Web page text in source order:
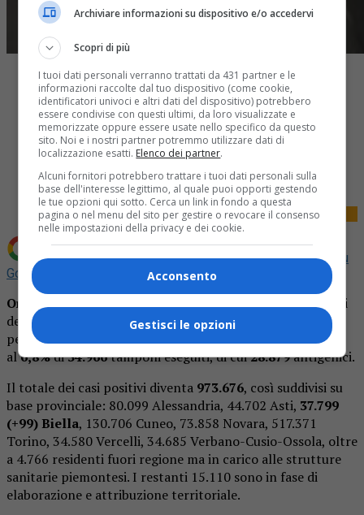
Share
Tweet
Aggiungi La Provincia di Biella come Fonte preferita su
Google
Ore 16.30. La situazione dei contagi.Oggi l’Unità di Crisi
della Regione Piemonte ha comunicato
nuovi casi di
persone risultate positive al Covid-19, pari
al6,8%di34.966tamponi eseguiti, di cui28.879antigenici.
Il totale dei casi positivi diventa 973.676, così suddivisi su
base provinciale: 80.099 Alessandria, 44.702 Asti, 37.799
(+99) Biella, 130.706 Cuneo, 73.858 Novara, 517.371
Torino, 34.580 Vercelli, 34.685 Verbano-Cusio-Ossola, oltre
a 4.766 residenti fuori regione ma in carico alle strutture
sanitarie piemontesi. I restanti 15.110 sono in fase di
elaborazione e attribuzione territoriale.
Archiviare informazioni su dispositivo e/o accedervi
Scopri di più
I tuoi dati personali verranno trattati da 431 partner e le
informazioni raccolte dal tuo dispositivo (come cookie,
identificatori univoci e altri dati del dispositivo) potrebbero
essere condivise con questi ultimi, da loro visualizzate e
memorizzate oppure essere usate nello specifico da questo
sito. Noi e i nostri partner potremmo utilizzare dati di
localizzazione esatti. Elenco dei partner.
Alcuni fornitori potrebbero trattare i tuoi dati personali sulla
base dell'interesse legittimo, al quale puoi opporti gestendo
le tue opzioni qui sotto. Cerca un link in fondo a questa
pagina o nel menu del sito per gestire o revocare il consenso
nelle impostazioni della privacy e dei cookie.
Acconsento
Gestisci le opzioni